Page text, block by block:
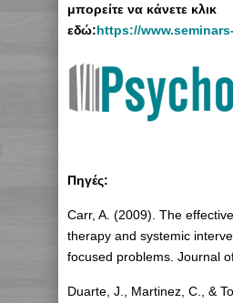
μπορείτε να κάνετε κλικ
εδώ:https://
Πηγές:
Carr, A. (2009). The
therapy and systemic
focused problems. Journal
Duarte, J., Martinez, C., &